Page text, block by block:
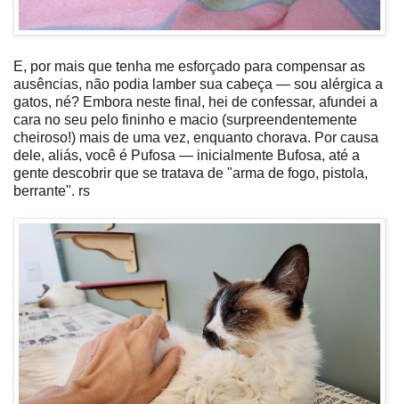
E, por mais que tenha me esforçado para compensar as
ausências, não podia lamber sua cabeça — sou alérgica a
gatos, né? Embora neste final, hei de confessar, afundei a
cara no seu pelo fininho e macio (surpreendentemente
cheiroso!) mais de uma vez, enquanto chorava. Por causa
dele, aliás, você é Pufosa — inicialmente Bufosa, até a
gente descobrir que se tratava de "arma de fogo, pistola,
berrante". rs